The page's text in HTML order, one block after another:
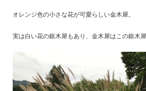
オレンジ色の小さな花が可愛らしい金木犀。
実は白い花の銀木犀もあり、金木犀はこの銀木